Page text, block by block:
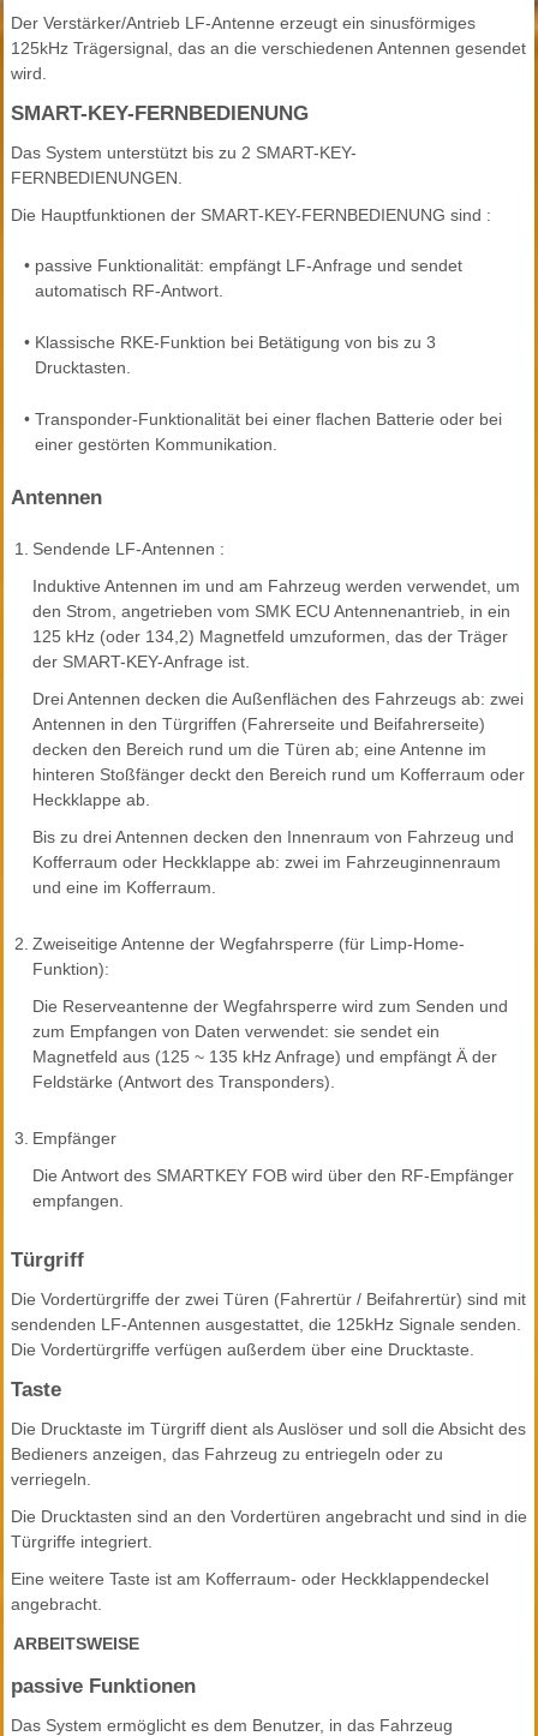
Der Verstärker/Antrieb LF-Antenne erzeugt ein sinusförmiges
125kHz Trägersignal, das an die verschiedenen Antennen gesendet
wird.
SMART-KEY-FERNBEDIENUNG
Das System unterstützt bis zu 2 SMART-KEY-
FERNBEDIENUNGEN.
Die Hauptfunktionen der SMART-KEY-FERNBEDIENUNG sind :
• passive Funktionalität: empfängt LF-Anfrage und sendet
automatisch RF-Antwort.
• Klassische RKE-Funktion bei Betätigung von bis zu 3
Drucktasten.
• Transponder-Funktionalität bei einer flachen Batterie oder bei
einer gestörten Kommunikation.
Antennen
1.
Sendende LF-Antennen :
Induktive Antennen im und am Fahrzeug werden verwendet, um
den Strom, angetrieben vom SMK ECU Antennenantrieb, in ein
125 kHz (oder 134,2) Magnetfeld umzuformen, das der Träger
der SMART-KEY-Anfrage ist.
Drei Antennen decken die Außenflächen des Fahrzeugs ab: zwei
Antennen in den Türgriffen (Fahrerseite und Beifahrerseite)
decken den Bereich rund um die Türen ab; eine Antenne im
hinteren Stoßfänger deckt den Bereich rund um Kofferraum oder
Heckklappe ab.
Bis zu drei Antennen decken den Innenraum von Fahrzeug und
Kofferraum oder Heckklappe ab: zwei im Fahrzeuginnenraum
und eine im Kofferraum.
2. Zweiseitige Antenne der Wegfahrsperre (für Limp-Home-
Funktion):
Die Reserveantenne der Wegfahrsperre wird zum Senden und
zum Empfangen von Daten verwendet: sie sendet ein
Magnetfeld aus (125 ~ 135 kHz Anfrage) und empfängt Ä der
Feldstärke (Antwort des Transponders).
3. Empfänger
Die Antwort des SMARTKEY FOB wird über den RF-Empfänger
empfangen.
Türgriff
Die Vordertürgriffe der zwei Türen (Fahrertür / Beifahrertür) sind mit
sendenden LF-Antennen ausgestattet, die 125kHz Signale senden.
Die Vordertürgriffe verfügen außerdem über eine Drucktaste.
Taste
Die Drucktaste im Türgriff dient als Auslöser und soll die Absicht des
Bedieners anzeigen, das Fahrzeug zu entriegeln oder zu
verriegeln.
Die Drucktasten sind an den Vordertüren angebracht und sind in die
Türgriffe integriert.
Eine weitere Taste ist am Kofferraum- oder Heckklappendeckel
angebracht.
ARBEITSWEISE
passive Funktionen
Das System ermöglicht es dem Benutzer, in das Fahrzeug